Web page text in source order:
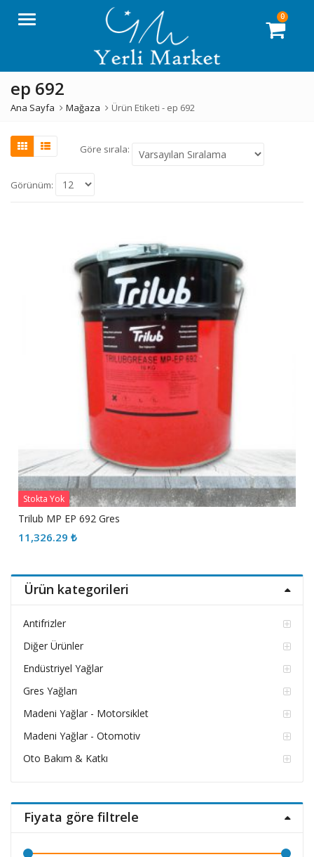
Menü 0
ep 692
Ana Sayfa Mağaza Ürün Etiketi - ep 692
Göre sırala:
Görünüm:
Stokta Yok
Trilub MP EP 692 Gres
11,326.29 ₺
Ürün kategorileri
Antifrizler
Diğer Ürünler
Endüstriyel Yağlar
Gres Yağları
Madeni Yağlar - Motorsiklet
Madeni Yağlar - Otomotiv
Oto Bakım & Katkı
Fiyata göre filtrele